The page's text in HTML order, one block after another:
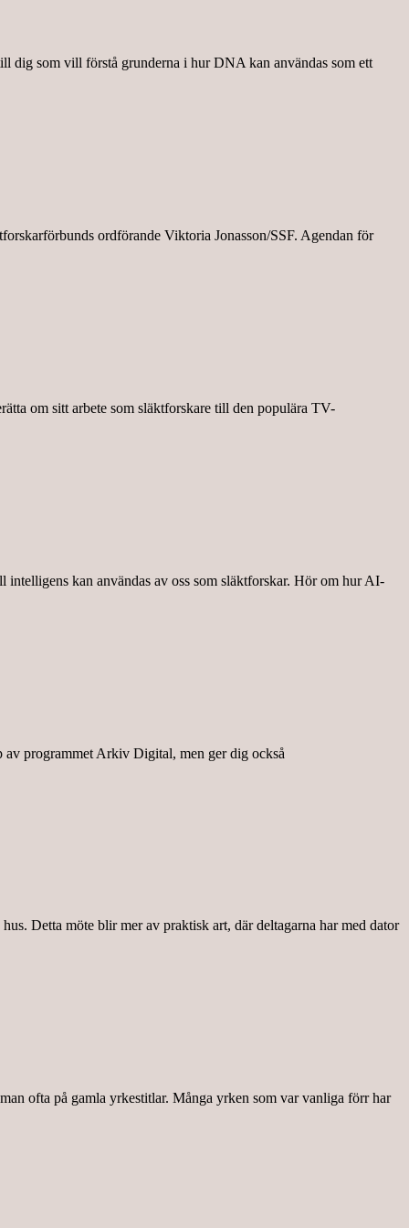
dig som vill förstå grunderna i hur DNA kan användas som ett
ordförande Viktoria Jonasson/SSF. Agendan för
om sitt arbete som släktforskare till den populära TV-
kan användas av oss som släktforskar. Hör om hur AI-
programmet Arkiv Digital, men ger dig också
Detta möte blir mer av praktisk art, där deltagarna har med dator
ofta på gamla yrkestitlar. Många yrken som var vanliga förr har